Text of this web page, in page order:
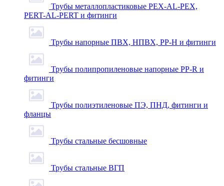
Трубы металлопластиковые PEX-AL-PEX,
PERT-AL-PERT и фитинги
Трубы напорные ПВХ, НПВХ, PP-H и фитинги
Трубы полипропиленовые напорные PP-R и
фитинги
Трубы полиэтиленовые ПЭ, ПНД, фитинги и
фланцы
Трубы стальные бесшовные
Трубы стальные ВГП